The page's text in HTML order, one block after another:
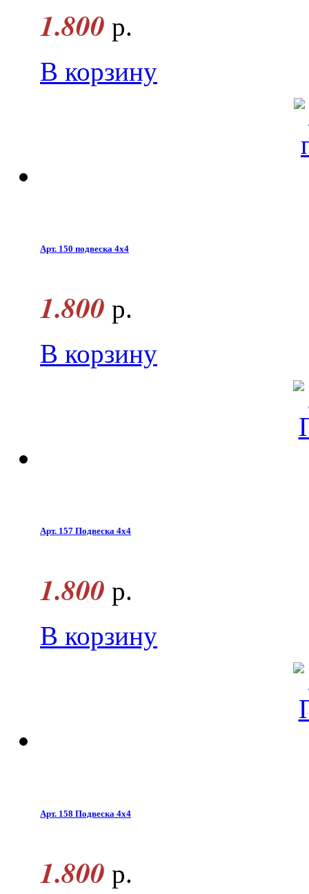
1.800 р.
В корзину
Арт. 150 подвеска 4х4
1.800 р.
В корзину
Арт. 157 Подвеска 4х4
1.800 р.
В корзину
Арт. 158 Подвеска 4х4
1.800 р.